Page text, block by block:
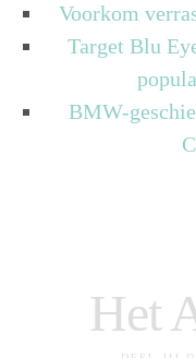
Voorkom
Target Blu
BMW-
Het